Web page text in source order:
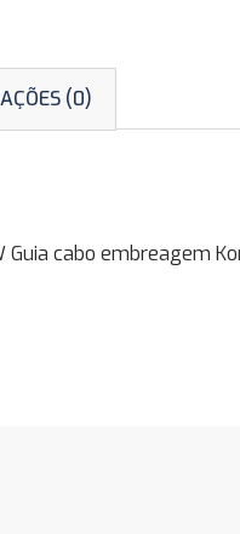
(0)
Guia cabo embreagem